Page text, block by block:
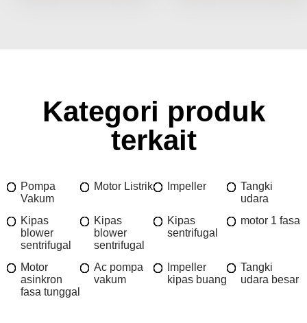
Kategori produk
terkait
Pompa
Vakum
Motor Listrik Impeller
Tangki
udara
Kipas
blower
sentrifugal
Kipas
blower
sentrifugal
Kipas
sentrifugal
motor 1 fasa
Motor
asinkron
fasa tunggal
Ac pompa
vakum
Impeller
kipas buang
Tangki
udara besar